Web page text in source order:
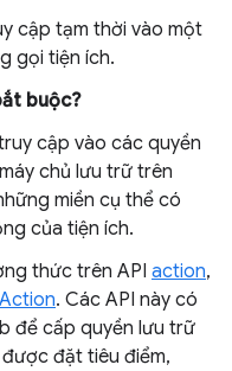
cập tạm thời vào một
gọi tiện ích.
buộc?
cập vào các quyền
chủ lưu trữ trên
miền cụ thể có
của tiện ích.
thức trên API action,
. Các API này có
để cấp quyền lưu trữ
đặt tiêu điểm,